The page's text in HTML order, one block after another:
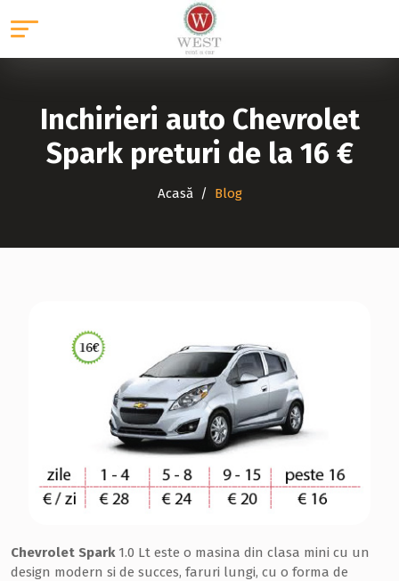
Inchirieri auto Chevrolet
Spark preturi de la 16 €
Acasă Blog
Chevrolet Spark 1.0 Lt este o masina din clasa mini cu un
design modern si de succes, faruri lungi, cu o forma de